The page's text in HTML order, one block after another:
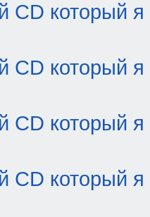
CD который я
CD который я
CD который я
CD который я